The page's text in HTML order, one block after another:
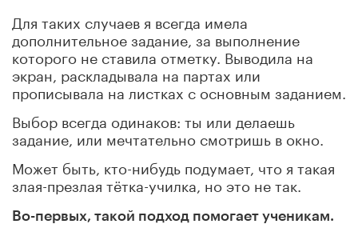
Для таких случаев я всегда имела
дополнительное задание, за выполнение
которого не ставила отметку. Выводила на
экран, раскладывала на партах или
прописывала на листках с основным заданием.
Выбор всегда одинаков: ты или делаешь
задание, или мечтательно смотришь в окно.
Может быть, кто-нибудь подумает, что я такая
злая-презлая тётка-училка, но это не так.
Во-первых, такой подход помогает ученикам.